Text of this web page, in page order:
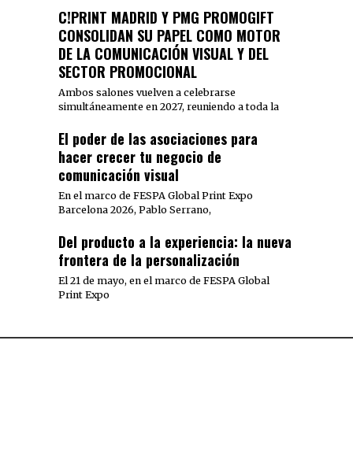
C!PRINT MADRID Y PMG PROMOGIFT
CONSOLIDAN SU PAPEL COMO MOTOR
DE LA COMUNICACIÓN VISUAL Y DEL
SECTOR PROMOCIONAL
Ambos salones vuelven a celebrarse
simultáneamente en 2027, reuniendo a toda la
El poder de las asociaciones para
hacer crecer tu negocio de
comunicación visual
En el marco de FESPA Global Print Expo
Barcelona 2026, Pablo Serrano,
Del producto a la experiencia: la nueva
frontera de la personalización
El 21 de mayo, en el marco de FESPA Global
Print Expo